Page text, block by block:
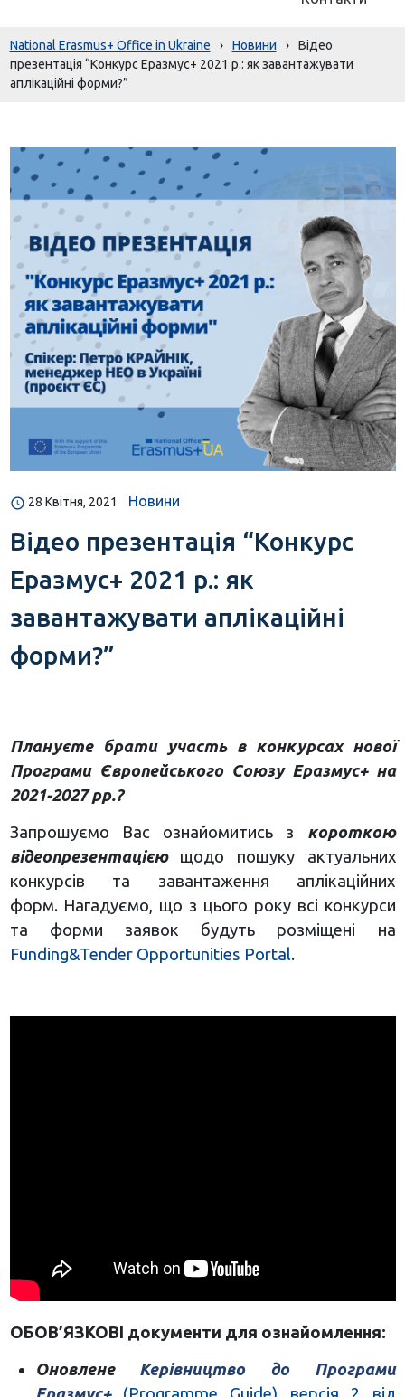
National Erasmus+ Office in Ukraine › Новини ›
Відео
презентація “Конкурс Еразмус+ 2021 р.: як завантажувати
аплікаційні форми?”
28 Квітня, 2021 Новини
Відео презентація “Конкурс
Еразмус+ 2021 р.: як
завантажувати аплікаційні
форми?”
Плануєте брати участь в конкурсах нової
Програми Європейського Союзу Еразмус+ на
2021-2027 рр.?
Запрошуємо Вас ознайомитись з короткою
відеопрезентацієющодо пошуку актуальних
конкурсів та завантаження аплікаційних
форм. Нагадуємо, що з цього року всі конкурси
та форми заявок будуть розміщені на
Funding&Tender Opportunities Portal.
ОБОВ’ЯЗКОВІ документи для ознайомлення:
Оновлене
Керівництво до Програми
Еразмус+
(Programme Guide) версія 2 від